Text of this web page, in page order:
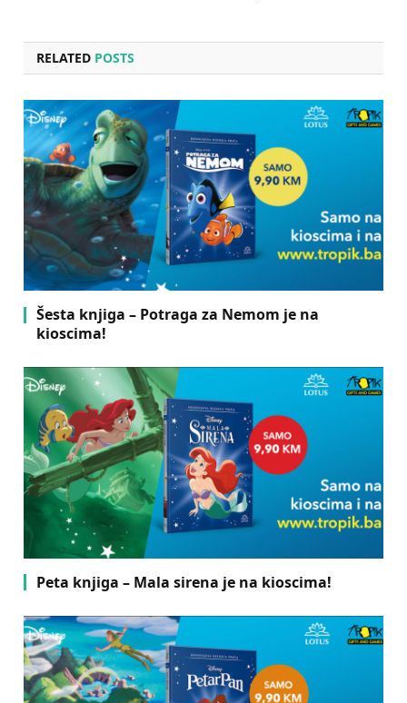
RELATED POSTS
Šesta knjiga – Potraga za Nemom je na
kioscima!
Peta knjiga – Mala sirena je na kioscima!